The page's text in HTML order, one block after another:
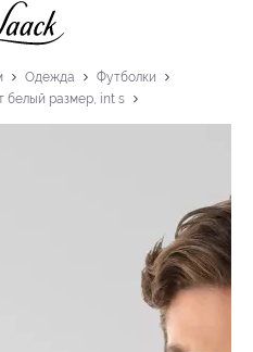
Одежда
Футболки
белый размер, int s